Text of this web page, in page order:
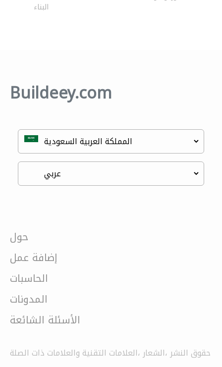
البناء
Buildeey.com
حول
إضافة عمل
الحاسبات
المدونات
الأسئلة الشائعة
حقوق النشر ،الشعار ،العلامات التقنية والعلامات ذات الصلة